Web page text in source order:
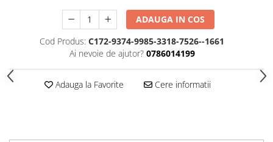
ADAUGA IN COS
Cod Produs: C172-9374-9985-3318-7526--1661
Ai nevoie de ajutor? 0786014199
Adauga la Favorite Cere informatii